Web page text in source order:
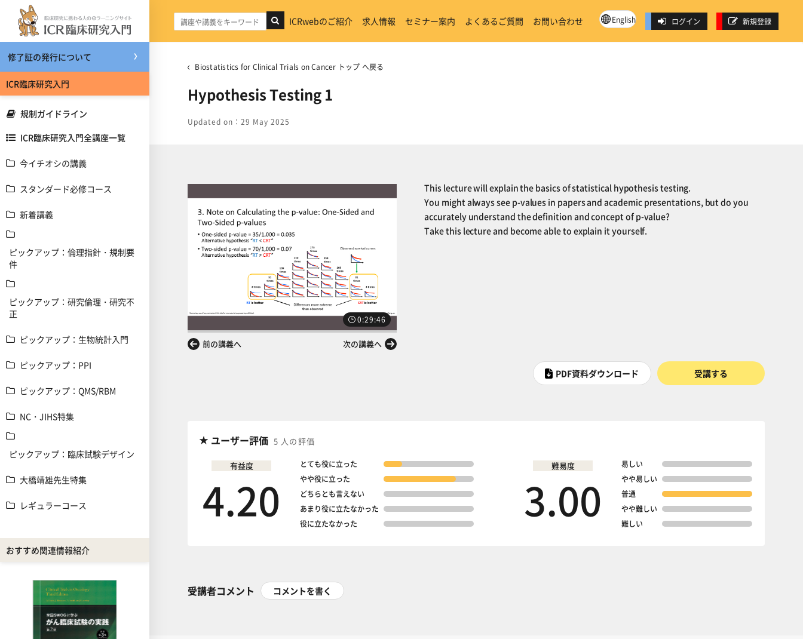
メインコンテンツへスキップする
修了証の発行について
ICR臨床研究入門
規制ガイドライン
ICR臨床研究入門全講座一覧
今イチオシの講義
スタンダード必修コース
新着講義
ピックアップ：倫理指針・規制要
件
ピックアップ：研究倫理・研究不
正
ピックアップ：生物統計入門
ピックアップ：PPI
ピックアップ：QMS/RBM
NC・JIHS特集
ピックアップ：臨床試験デザイン
大橋靖雄先生特集
レギュラーコース
おすすめ関連情報紹介
ICRwebのご紹介 求人情報 セミナー案内 よくあるご質問 お問い合わせ English ログイン 新規登録
Biostatistics for Clinical Trials on Cancer トップ へ戻る
Hypothesis Testing 1
Updated on：29 May 2025
0:29:46
前の講義へ 次の講義へ
This lecture will explain the basics of statistical hypothesis testing.
You might always see p-values ​​in papers and academic presentations, but do you
accurately understand the definition and concept of p-value?
Take this lecture and become able to explain it yourself.
PDF資料ダウンロード 受講する
ユーザー評価 5 人の評価
有益度
4.20
とても役に立った
やや役に立った
どちらとも言えない
あまり役に立たなかった
役に立たなかった
難易度
3.00
易しい
やや易しい
普通
やや難しい
難しい
受講者コメント コメントを書く